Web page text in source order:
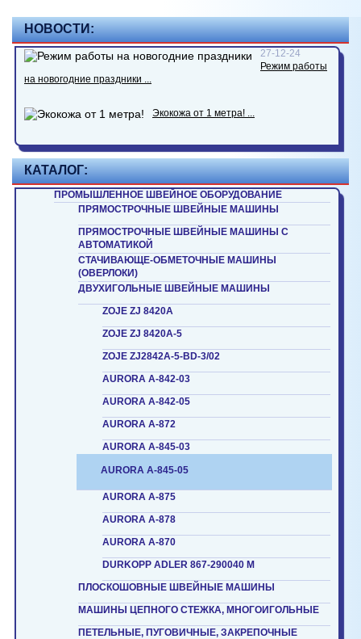
НОВОСТИ:
27-12-24
Режим работы
на новогодние праздники ...
Экокожа от 1 метра! ...
КАТАЛОГ:
ПРОМЫШЛЕННОЕ ШВЕЙНОЕ ОБОРУДОВАНИЕ
ПРЯМОСТРОЧНЫЕ ШВЕЙНЫЕ МАШИНЫ
ПРЯМОСТРОЧНЫЕ ШВЕЙНЫЕ МАШИНЫ С
АВТОМАТИКОЙ
СТАЧИВАЮЩЕ-ОБМЕТОЧНЫЕ МАШИНЫ
(ОВЕРЛОКИ)
ДВУХИГОЛЬНЫЕ ШВЕЙНЫЕ МАШИНЫ
ZOJE ZJ 8420A
ZOJE ZJ 8420A-5
ZOJE ZJ2842A-5-BD-3/02
AURORA A-842-03
AURORA A-842-05
AURORA A-872
AURORA A-845-03
AURORA A-845-05
AURORA A-875
AURORA A-878
AURORA A-870
DURKOPP ADLER 867-290040 M
ПЛОСКОШОВНЫЕ ШВЕЙНЫЕ МАШИНЫ
МАШИНЫ ЦЕПНОГО СТЕЖКА, МНОГОИГОЛЬНЫЕ
ПЕТЕЛЬНЫЕ, ПУГОВИЧНЫЕ, ЗАКРЕПОЧНЫЕ